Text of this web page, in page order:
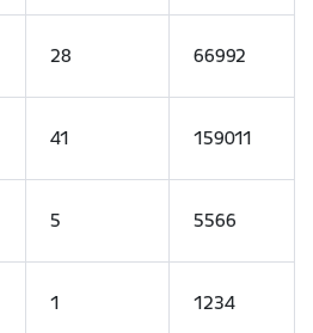
28 66992
41 159011
5 5566
1 1234